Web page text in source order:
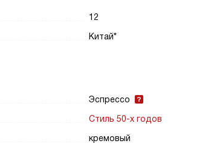
12
Китай*
Эспрессо
Стиль 50-х годов
кремовый